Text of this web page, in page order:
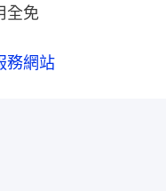
全免
務網站